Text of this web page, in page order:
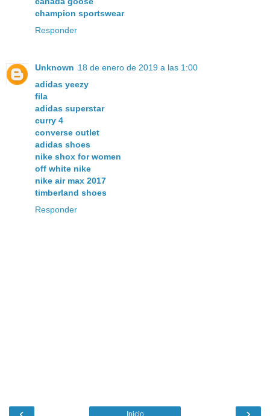
champion sportswear
Responder
Unknown 18 de enero de 2019 a las 1:00
adidas yeezy
fila
adidas superstar
curry 4
converse outlet
adidas shoes
nike shox for women
off white nike
nike air max 2017
timberland shoes
Responder